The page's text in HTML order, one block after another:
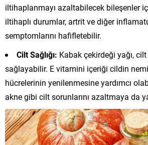
iltihaplanmayı azaltabilecek bileşenler
iltihaplı durumlar, artrit ve diğer
semptomlarını hafifletebilir.
Cilt Sağlığı: Kabak çekirdeği yağı,
sağlayabilir. E vitamini içeriği cildin
hücrelerinin yenilenmesine yardımcı
akne gibi cilt sorunlarını azaltmaya da